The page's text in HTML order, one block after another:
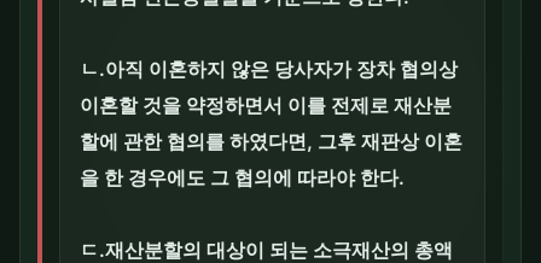
ㄴ.아직 이혼하지 않은 당사자가 장차 협의상
이혼할 것을 약정하면서 이를 전제로 재산분
할에 관한 협의를 하였다면, 그후 재판상 이혼
을 한 경우에도 그 협의에 따라야 한다.
ㄷ.재산분할의 대상이 되는 소극재산의 총액